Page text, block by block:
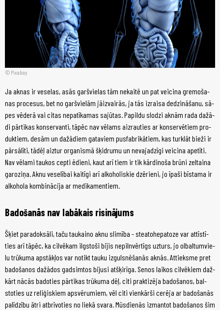
Pixabay
Ja ak­nas ir ve­se­las, asās garš­vie­las tām ne­kai­tē un pat vei­ci­na gre­mo­ša­
nas pro­ce­sus, bet no garš­vie­lām jā­iz­vai­rās, ja tās iz­rai­sa de­dzi­nā­ša­nu, sā­
pes vē­de­rā vai ci­tas ne­pa­tī­ka­mas sa­jū­tas. Pa­pil­du slo­dzi ak­nām ra­da da­žā­
di pār­ti­kas kon­ser­van­ti, tā­pēc nav vē­lams aiz­rau­ties ar kon­ser­vē­tiem pro­
duk­tiem, de­sām un da­žā­diem ga­ta­viem pus­fab­ri­kā­tiem, kas tur­klāt bie­ži ir
pār­sā­lī­ti, tā­dēļ aiz­tur or­ga­nis­mā šķid­ru­mu un ne­va­ja­dzī­gi vei­ci­na ape­tī­ti.
Nav vē­la­mi tau­kos cep­ti ēdie­ni, kaut arī tiem ir tik kār­di­no­ša brū­ni zel­tai­na
ga­ro­zi­ņa. Ak­nu ve­se­lī­bai kai­tī­gi arī al­ko­ho­lis­kie dzē­rie­ni, jo īpa­ši bīs­ta­ma ir
al­ko­ho­la kom­bi­nā­ci­ja ar me­di­ka­men­tiem.
Ba­do­ša­nās nav la­bā­kais ri­si­nā­jums
Šķiet pa­ra­dok­sā­li, ta­ču tau­kai­no ak­nu sli­mī­ba - ste­ato­he­pa­to­ze var at­tīs­tī­
ties arī tā­pēc, ka cil­vē­kam ilg­sto­ši bi­jis ne­piln­vēr­tīgs uz­turs, jo ol­bal­tum­vie­
lu trū­ku­ma ap­stāk­ļos var no­tikt tau­ku iz­gul­snē­ša­nās ak­nās. At­tiek­sme pret
ba­do­ša­nos da­žā­dos gad­sim­tos bi­ju­si at­šķi­rī­ga. Se­nos lai­kos cil­vē­kiem daž­
kārt nā­cās ba­do­ties pār­ti­kas trū­ku­ma dēļ, ci­ti prak­ti­zē­ja ba­do­ša­nos, bal­
sto­ties uz re­li­ģis­kiem ap­svē­ru­miem, vēl ci­ti vien­kār­ši ce­rē­ja ar ba­do­ša­nās
pa­lī­dzī­bu ātr­i at­brī­vo­ties no lie­kā sva­ra. Mūs­die­nās iz­man­tot ba­do­ša­nos šim